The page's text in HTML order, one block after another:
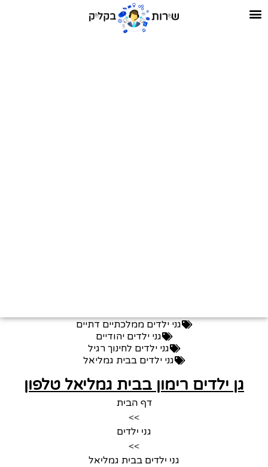
גני ילדים ממלכתיים דתיים
גני ילדים יהודיים
גני ילדים לחינוך רגיל
גני ילדים בבית גמליאל
גן ילדים רימון בבית גמליאל טלפון
דף הבית
>>
גני ילדים
>>
גני ילדים בבית גמליאל